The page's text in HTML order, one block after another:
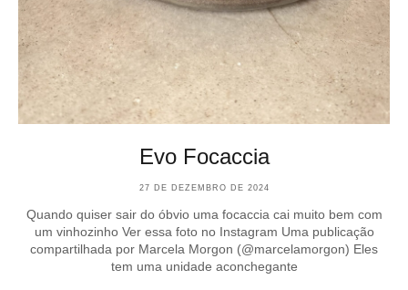
Evo Focaccia
27 DE DEZEMBRO DE 2024
Quando quiser sair do óbvio uma focaccia cai muito bem com
um vinhozinho Ver essa foto no Instagram Uma publicação
compartilhada por Marcela Morgon (@marcelamorgon) Eles
tem uma unidade aconchegante